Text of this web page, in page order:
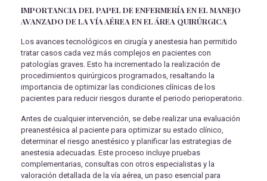
IMPORTANCIA DEL PAPEL DE ENFERMERÍA EN EL MANEJO
AVANZADO DE LA VÍA AÉREA EN EL ÁREA QUIRÚRGICA
Los avances tecnológicos en cirugía y anestesia han permitido
tratar casos cada vez más complejos en pacientes con
patologías graves. Esto ha incrementado la realización de
procedimientos quirúrgicos programados, resaltando la
importancia de optimizar las condiciones clínicas de los
pacientes para reducir riesgos durante el periodo perioperatorio.
Antes de cualquier intervención, se debe realizar una evaluación
preanestésica al paciente para optimizar su estado clínico,
determinar el riesgo anestésico y planificar las estrategias de
anestesia adecuadas. Este proceso incluye pruebas
complementarias, consultas con otros especialistas y la
valoración detallada de la vía aérea, un paso esencial para